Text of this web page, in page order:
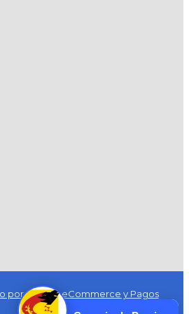
por Exus™|eCommerce y Pagos